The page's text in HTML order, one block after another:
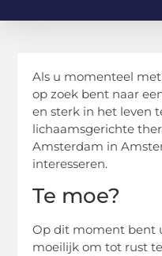
Als u momenteel
op zoek bent naar
en sterk in het leven
lichaamsgerichte
Amsterdam in
interesseren.
Te moe?
Op dit moment bent
moeilijk om tot rust